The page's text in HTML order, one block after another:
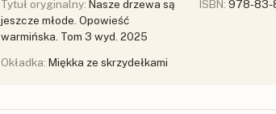
Tytuł oryginalny: Nasze drzewa są
jeszcze młode. Opowieść
warmińska. Tom 3 wyd. 2025
ISBN: 978-83-
Okładka: Miękka ze skrzydełkami